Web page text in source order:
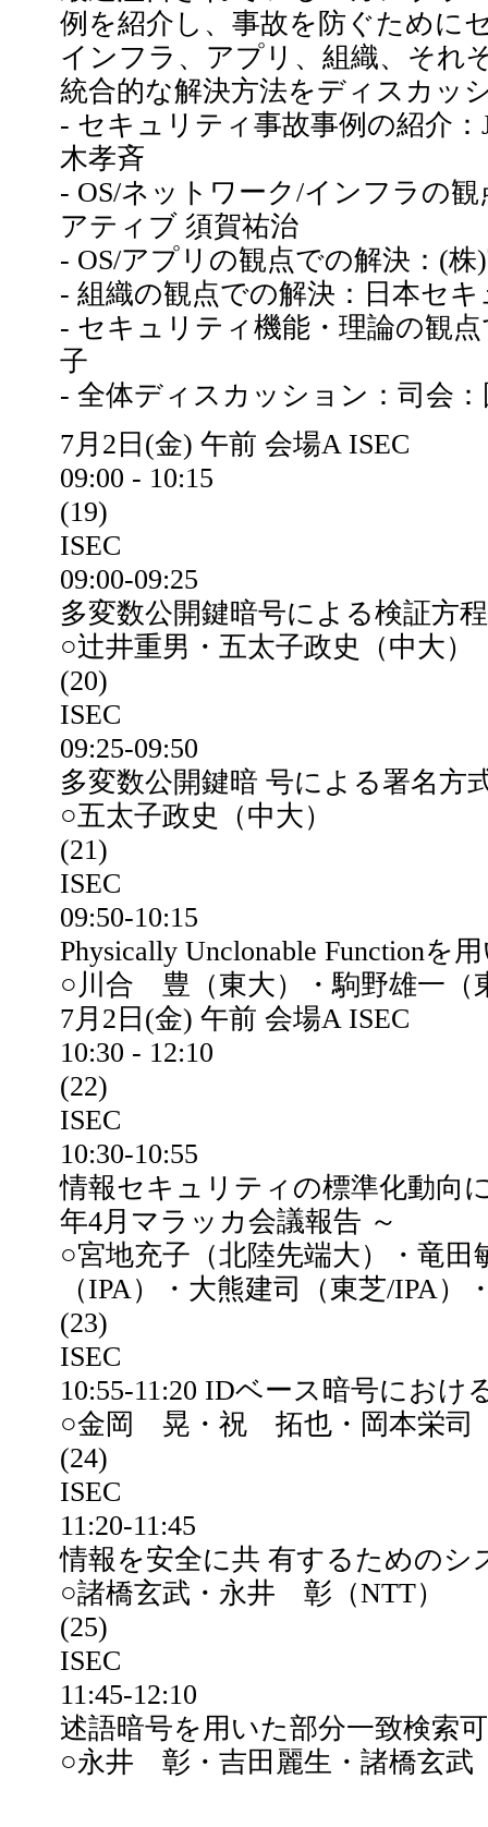
例を紹介し、事故を防ぐために
インフラ、アプリ、組織、それ
統合的な解決方法をディスカッ
- セキュリティ事故事例の紹介
木孝斉
- OS/ネットワーク/インフラの
アティブ 須賀祐治
- OS/アプリの観点での解決：(
- 組織の観点での解決：日本セ
- セキュリティ機能・理論の観
子
- 全体ディスカッション：司会
7月2日(金) 午前 会場A ISEC
09:00 - 10:15
(19)
ISEC
09:00-09:25
多変数公開鍵暗号による検証方
○辻井重男・五太子政史（中大）
(20)
ISEC
09:25-09:50
多変数公開鍵暗 号による署名方
○五太子政史（中大）
(21)
ISEC
09:50-10:15
Physically Unclonable Functionを
○川合 豊（東大）・駒野雄一（
7月2日(金) 午前 会場A ISEC
10:30 - 12:10
(22)
ISEC
10:30-10:55
情報セキュリティの標準化動向
年4月マラッカ会議報告 ～
○宮地充子（北陸先端大）・竜
（IPA）・大熊建司（東芝/IPA
(23)
ISEC
10:55-11:20 IDベース暗号におけ
○金岡 晃・祝 拓也・岡本栄司
(24)
ISEC
11:20-11:45
情報を安全に共 有するためのシ
○諸橋玄武・永井 彰（NTT）
(25)
ISEC
11:45-12:10
述語暗号を用いた部分一致検索
○永井 彰・吉田麗生・諸橋玄武